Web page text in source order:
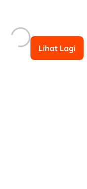
Lihat Lagi